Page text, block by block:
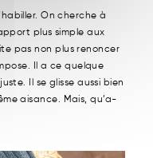
On cherche à
plus simple aux
pas non plus renoncer
Il a ce quelque
Il se glisse aussi bien
aisance. Mais, qu’a-